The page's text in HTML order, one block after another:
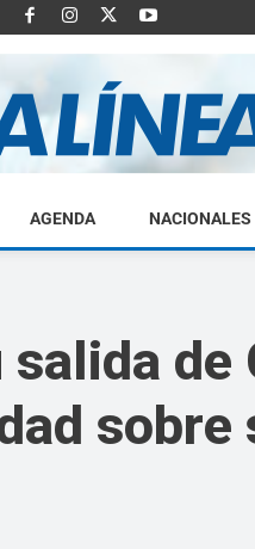
AGENDA NACIONALES
de
sobre